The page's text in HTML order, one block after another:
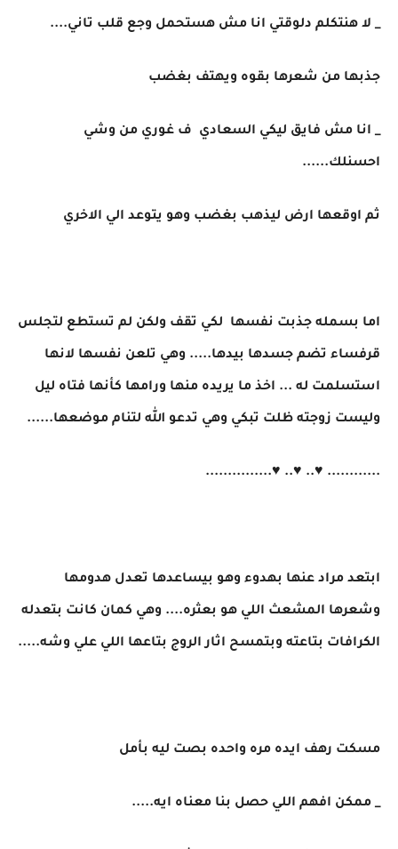
_ لا هنتكلم دلوقتي انا مش هستحمل وجع قلب تاني....
جذبها من شعرها بقوه ويهتف بغضب
_ انا مش فايق ليكي السعادي ف غوري من وشي
احسنلك......
ثم اوقعها ارض ليذهب بغضب وهو يتوعد الي الاخري
اما بسمله جذبت نفسها لكي تقف ولكن لم تستطع لتجلس
قرفساء تضم جسدها بيدها..... وهي تلعن نفسها لانها
استسلمت له ... اخذ ما يريده منها ورامها كأنها فتاه ليل
وليست زوجته ظلت تبكي وهي تدعو الله لتنام موضعها......
............ ♥.. ♥.. ♥...............
ابتعد مراد عنها بهدوء وهو بيساعدها تعدل هدومها
وشعرها المشعث اللي هو بعثره.... وهي كمان كانت بتعدله
الكرافات بتاعته وبتمسح اثار الروج بتاعها اللي علي وشه.....
مسكت رهف ايده مره واحده بصت ليه بأمل
_ ممكن افهم اللي حصل بنا معناه ايه.....